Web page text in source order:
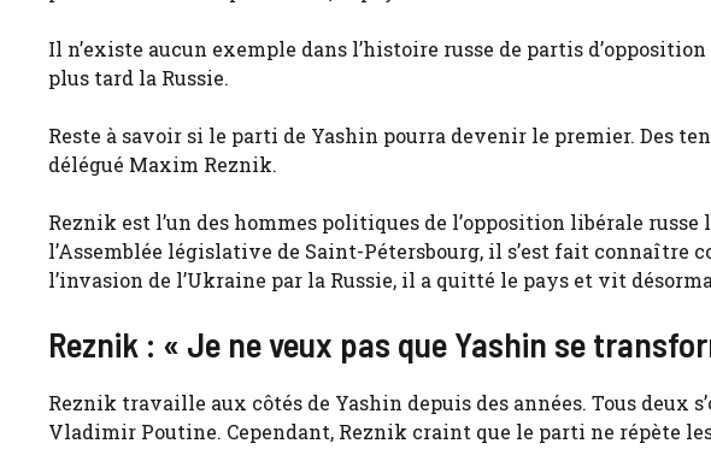
Il n’existe aucun exemple dans l’histoire russe de partis
plus tard la Russie.
Reste à savoir si le parti de Yashin pourra devenir le premier. Des
délégué Maxim Reznik.
Reznik est l’un des hommes politiques de l’opposition libérale
l’Assemblée législative de Saint-Pétersbourg, il s’est fait connaître
l’invasion de l’Ukraine par la Russie, il a quitté le pays et vit
Reznik : « Je ne veux pas que Yashin se
Reznik travaille aux côtés de Yashin depuis des années. Tous deux
Vladimir Poutine. Cependant, Reznik craint que le parti ne répète